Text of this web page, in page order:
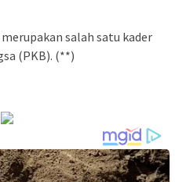
salah satu kader
(PKB). (**)